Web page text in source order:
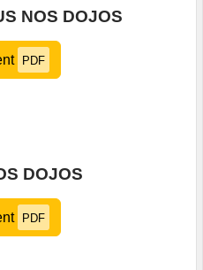
NOS DOJOS
PDF
DOJOS
PDF